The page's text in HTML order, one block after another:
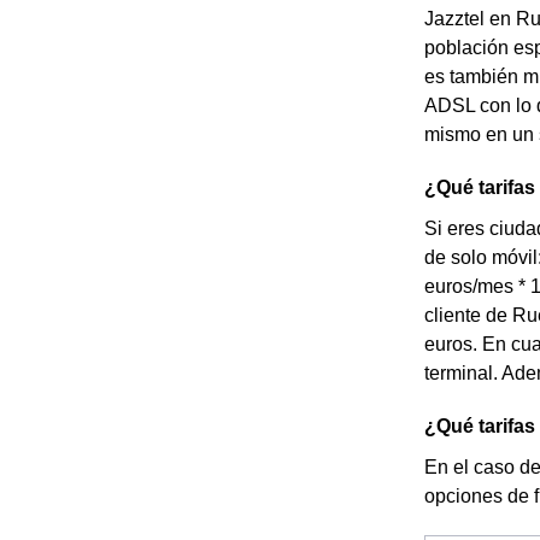
Jazztel en
población
es también
ADSL con lo
mismo en un
¿Qué
Si eres
de solo
euros/mes *
cliente de
euros. En
terminal.
¿Qué
En el caso
opciones de